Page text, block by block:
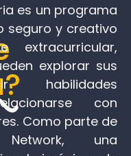
es un programa
seguro y creativo
extracurricular,
explorar sus
habilidades
con
Como parte de
una